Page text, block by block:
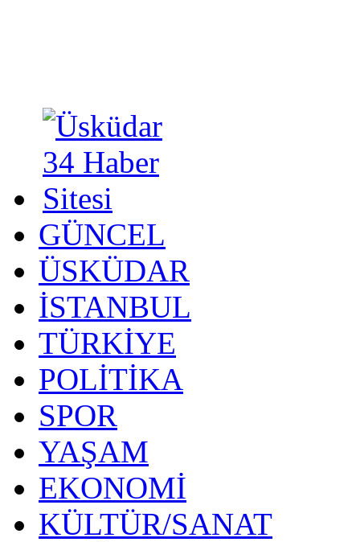
GÜNCEL
ÜSKÜDAR
İSTANBUL
TÜRKİYE
POLİTİKA
SPOR
YAŞAM
EKONOMİ
KÜLTÜR/SANAT